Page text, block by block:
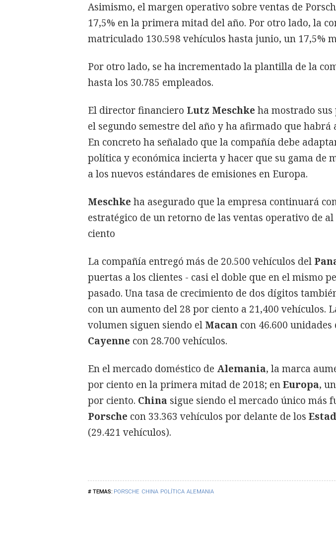
PORSCHE CHINA POLÍTICA ALEMANIA
Asimismo, el margen operativo sobre ventas de
17,5% en la primera mitad del año. Por otro lado, la
matriculado 130.598 vehículos hasta junio, un 17,5%
Por otro lado, se ha incrementado la plantilla de la
hasta los 30.785 empleados.
El director financiero Lutz Meschke ha mostrado
el segundo semestre del año y ha afirmado que habrá
En concreto ha señalado que la compañía debe
política y económica incierta y hacer que su gama de
a los nuevos estándares de emisiones en Europa.
Meschke ha asegurado que la empresa continuará
estratégico de un retorno de las ventas operativo de
ciento
La compañía entregó más de 20.500 vehículos del
puertas a los clientes - casi el doble que en el mismo
pasado. Una tasa de crecimiento de dos dígitos
con un aumento del 28 por ciento a 21,400 vehículos.
volumen siguen siendo el Macan con 46.600
Cayenne con 28.700 vehículos.
En el mercado doméstico de Alemania, la marca
por ciento en la primera mitad de 2018; enEuropa,
por ciento. China sigue siendo el mercado único más
Porsche con 33.363 vehículos por delante de los
(29.421 vehículos).